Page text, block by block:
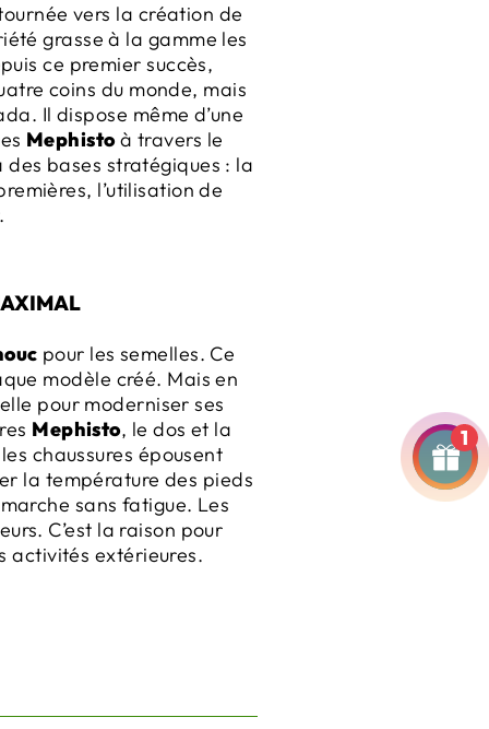
vers la création de
grasse à la gamme les
ce premier succès,
coins du monde, mais
Il dispose même d’une
Mephistoà travers le
bases stratégiques : la
l’utilisation de
pour les semelles. Ce
modèle créé. Mais en
pour moderniser ses
Mephisto, le dos et la
chaussures épousent
la température des pieds
sans fatigue. Les
C’est la raison pour
activités extérieures.
1